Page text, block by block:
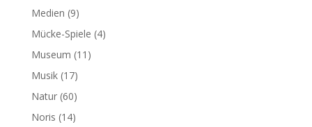
Medien (9)
Mücke-Spiele (4)
Museum (11)
Musik(17)
Natur(60)
Noris (14)